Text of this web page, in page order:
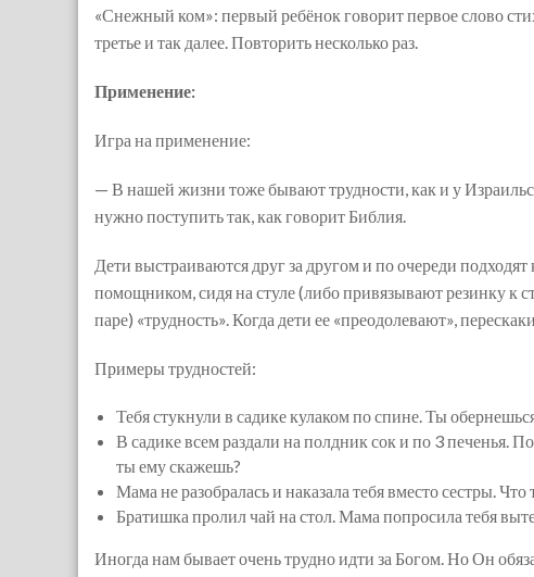
«Снежный ком»: первый ребёнок говорит первое слово
третье и так далее. Повторить несколько раз.
Применение:
Игра на применение:
— В нашей жизни тоже бывают трудности, как и у
нужно поступить так, как говорит Библия.
Дети выстраиваются друг за другом и по очереди
помощником, сидя на стуле (либо привязывают резинку к
паре) «трудность». Когда дети ее «преодолевают»,
Примеры трудностей:
Тебя стукнули в садике кулаком по спине. Ты
В садике всем раздали на полдник сок и по 3 печенья.
ты ему скажешь?
Мама не разобралась и наказала тебя вместо сестры. Что
Братишка пролил чай на стол. Мама попросила тебя
Иногда нам бывает очень трудно идти за Богом. Но Он